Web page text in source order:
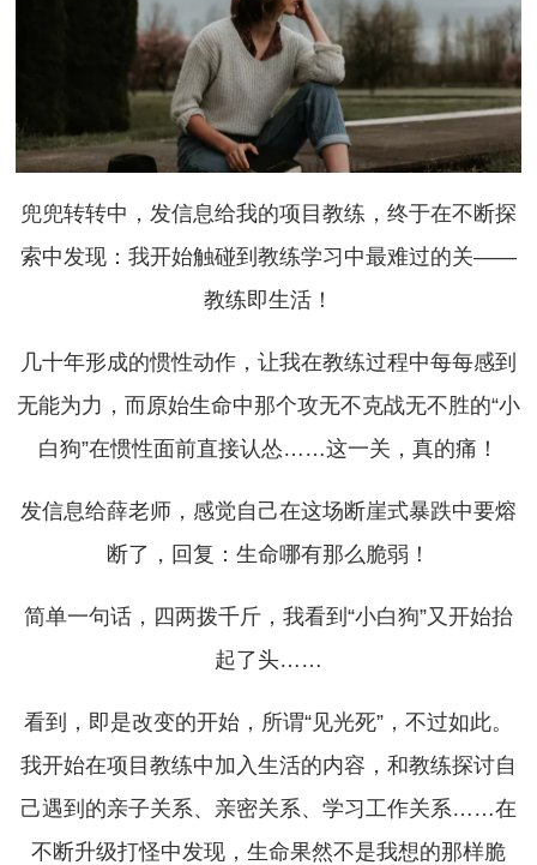
兜兜转转中，发信息给我的项目教练，终于在不断探
索中发现：我开始触碰到教练学习中最难过的关——
教练即生活！
几十年形成的惯性动作，让我在教练过程中每每感到
无能为力，而原始生命中那个攻无不克战无不胜的“小
白狗”在惯性面前直接认怂……这一关，真的痛！
发信息给薛老师，感觉自己在这场断崖式暴跌中要熔
断了，回复：生命哪有那么脆弱！
简单一句话，四两拨千斤，我看到“小白狗”又开始抬
起了头……
看到，即是改变的开始，所谓“见光死”，不过如此。
我开始在项目教练中加入生活的内容，和教练探讨自
己遇到的亲子关系、亲密关系、学习工作关系……在
不断升级打怪中发现，生命果然不是我想的那样脆